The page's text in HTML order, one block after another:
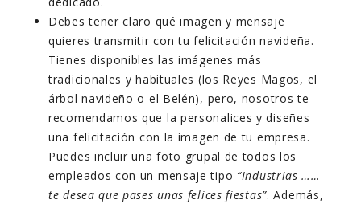
Debes tener claro qué imagen y mensaje
quieres transmitir con tu felicitación navideña.
Tienes disponibles las imágenes más
tradicionales y habituales (los Reyes Magos, el
árbol navideño o el Belén), pero, nosotros te
recomendamos que la personalices y diseñes
una felicitación con la imagen de tu empresa.
Puedes incluir una foto grupal de todos los
empleados con un mensaje tipo “Industrias ……
te desea que pases unas felices fiestas”. Además,